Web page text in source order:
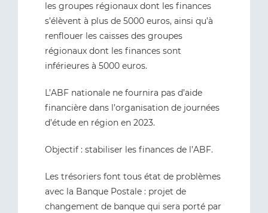
les groupes régionaux dont les finances
s’élèvent à plus de 5000 euros, ainsi qu’à
renflouer les caisses des groupes
régionaux dont les finances sont
inférieures à 5000 euros.
L’ABF nationale ne fournira pas d’aide
financière dans l’organisation de journées
d’étude en région en 2023.
Objectif : stabiliser les finances de l’ABF.
Les trésoriers font tous état de problèmes
avec la Banque Postale : projet de
changement de banque qui sera porté par